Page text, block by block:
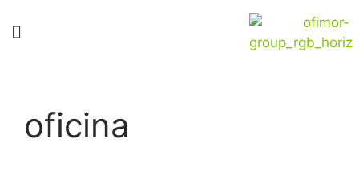
oficina